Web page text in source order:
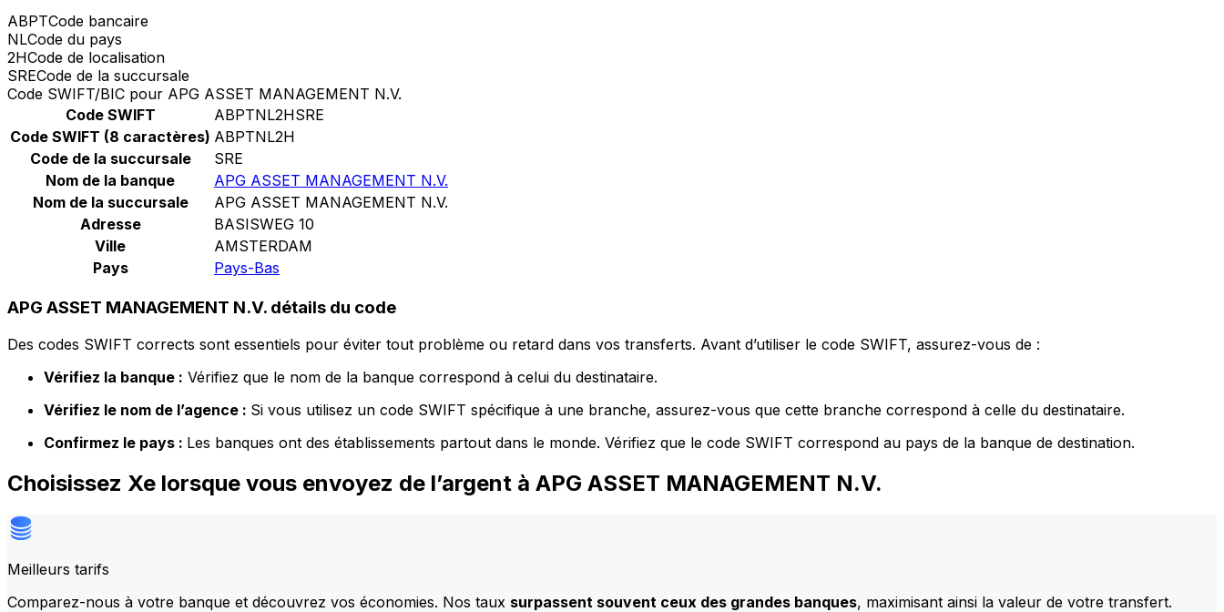
ABPTCode bancaire
NLCode du pays
2HCode de localisation
SRECode de la succursale
Code SWIFT/BIC pour APG ASSET MANAGEMENT N.V.
Code SWIFT
ABPTNL2HSRE
Code SWIFT (8 caractères) ABPTNL2H
Code de la succursale
SRE
Nom de la banque
APG ASSET MANAGEMENT N.V.
Nom de la succursale
APG ASSET MANAGEMENT N.V.
Adresse
BASISWEG 10
Ville
AMSTERDAM
Pays
Pays-Bas
APG ASSET MANAGEMENT N.V. détails du code
Des codes SWIFT corrects sont essentiels pour éviter tout problème ou retard dans vos transferts. Avant d’utiliser le code SWIFT, assurez-vous de :
Vérifiez la banque : Vérifiez que le nom de la banque correspond à celui du destinataire.
Vérifiez le nom de l’agence : Si vous utilisez un code SWIFT spécifique à une branche, assurez-vous que cette branche correspond à celle du destinataire.
Confirmez le pays : Les banques ont des établissements partout dans le monde. Vérifiez que le code SWIFT correspond au pays de la banque de destination.
Choisissez Xe lorsque vous envoyez de l’argent à APG ASSET MANAGEMENT N.V.
Meilleurs tarifs
Comparez-nous à votre banque et découvrez vos économies. Nos taux surpassent souvent ceux des grandes banques, maximisant ainsi la valeur de votre transfert.